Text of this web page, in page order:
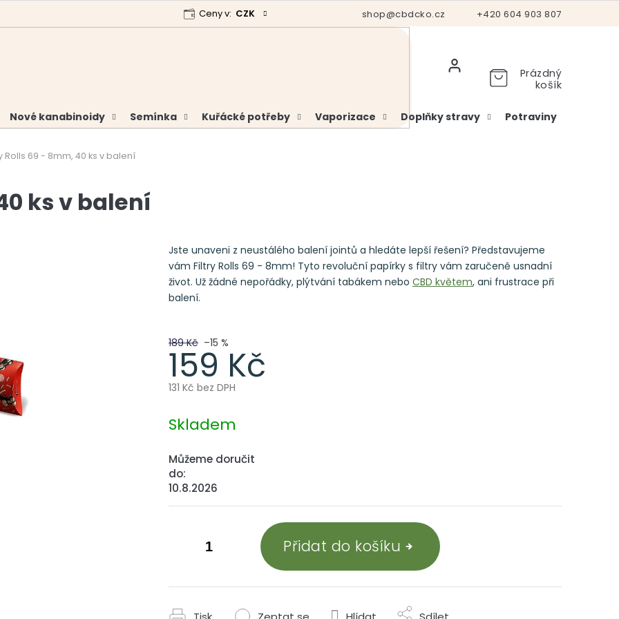
+420 604 903 807
shop@cbdcko.cz
Analýzy a certifikáty Hodnocení obchodu Vrácení a reklamace
Ceny v: CZK
Prázdný
košík
Nové kanabinoidy Semínka Kuřácké potřeby Vaporizace Doplňky stravy Potraviny
Rolls 69 - 8mm, 40 ks v balení
ks v balení
189 Kč –15 %
159 Kč
131 Kč bez DPH
cena:
Skladem
Můžeme doručit
do:
10.8.2026
Přidat do košíku
Jste unaveni z neustálého balení jointů a hledáte lepší řešení? Představujeme
vám Filtry Rolls 69 - 8mm! Tyto revoluční papírky s filtry vám zaručeně usnadní
život. Už žádné nepořádky, plýtvání tabákem nebo CBD květem, ani frustrace při
balení.